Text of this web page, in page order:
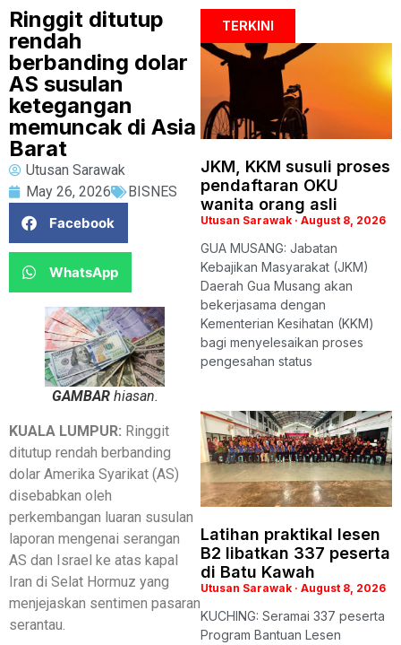
Ringgit ditutup
rendah
berbanding dolar
AS susulan
ketegangan
memuncak di Asia
Barat
Utusan Sarawak
May 26, 2026
BISNES
Facebook
WhatsApp
GAMBARhiasan.
KUALA LUMPUR: Ringgit
ditutup rendah berbanding
dolar Amerika Syarikat (AS)
disebabkan oleh
perkembangan luaran susulan
laporan mengenai serangan
AS dan Israel ke atas kapal
Iran di Selat Hormuz yang
menjejaskan sentimen pasaran
serantau.
TERKINI
JKM, KKM susuli proses
pendaftaran OKU
wanita orang asli
Utusan Sarawak August 8, 2026
GUA MUSANG: Jabatan
Kebajikan Masyarakat (JKM)
Daerah Gua Musang akan
bekerjasama dengan
Kementerian Kesihatan (KKM)
bagi menyelesaikan proses
pengesahan status
Latihan praktikal lesen
B2 libatkan 337 peserta
di Batu Kawah
Utusan Sarawak August 8, 2026
KUCHING: Seramai 337 peserta
Program Bantuan Lesen